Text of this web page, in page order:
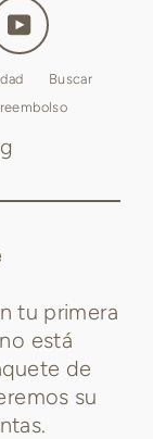
YouTube
Buscar
tu primera
está
de
su